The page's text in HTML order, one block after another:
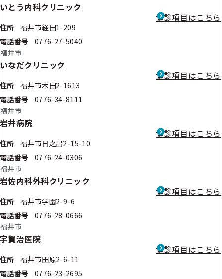
いとう内科クリニック
住所
福井市経田1-209
電話番号
0776-27-5040
健診項目はこちら
福井市
いなだクリニック
住所
福井市木田2-1613
電話番号
0776-34-8111
健診項目はこちら
福井市
岩井病院
住所
福井市日之出2-15-10
電話番号
0776-24-0306
健診項目はこちら
福井市
岩佐内科外科クリニック
住所
福井市学園2-9-6
電話番号
0776-28-0666
健診項目はこちら
福井市
宇賀治医院
住所
福井市田原2-6-11
電話番号
0776-23-2695
健診項目はこちら